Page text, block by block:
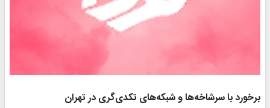
با سرشاخه‌ها و شبکه‌های تکدی‌گری در تهران